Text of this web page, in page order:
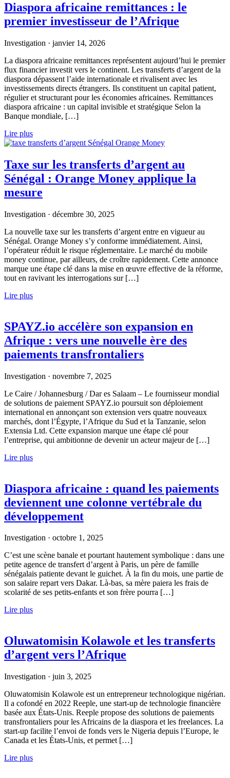
Diaspora africaine remittances : le
premier investisseur de l’Afrique
Investigation · janvier 14, 2026
La diaspora africaine remittances représentent aujourd’hui le premier
flux financier investit vers le continent. Les transferts d’argent de la
diaspora dépassent l’aide internationale et rivalisent avec les
investissements directs étrangers. Ils constituent un capital patient,
régulier et structurant pour les économies africaines. Remittances
diaspora africaine : un capital invisible et stratégique Selon la
Banque mondiale, […]
Lire plus
Taxe sur les transferts d’argent au
Sénégal : Orange Money applique la
mesure
Investigation · décembre 30, 2025
La nouvelle taxe sur les transferts d’argent entre en vigueur au
Sénégal. Orange Money s’y conforme immédiatement. Ainsi,
l’opérateur réduit le risque réglementaire. Le marché du mobile
money continue, par ailleurs, de croître rapidement. Cette annonce
marque une étape clé dans la mise en œuvre effective de la réforme,
tout en ravivant les interrogations sur […]
Lire plus
SPAYZ.io accélère son expansion en
Afrique : vers une nouvelle ère des
paiements transfrontaliers
Investigation · novembre 7, 2025
Le Caire / Johannesburg / Dar es Salaam – Le fournisseur mondial
de solutions de paiement SPAYZ.io poursuit son déploiement
international en annonçant son extension vers quatre nouveaux
marchés, dont l’Égypte, l’Afrique du Sud et la Tanzanie, selon
Extensia Ltd. Cette expansion marque une étape clé pour
l’entreprise, qui ambitionne de devenir un acteur majeur de […]
Lire plus
Diaspora africaine : quand les paiements
deviennent une colonne vertébrale du
développement
Investigation · octobre 1, 2025
C’est une scène banale et pourtant hautement symbolique : dans une
petite agence de transfert d’argent à Paris, un père de famille
sénégalais patiente devant le guichet. À la fin du mois, une partie de
son salaire repart vers Dakar. Là-bas, sa mère paiera les frais de
scolarité de ses petits-enfants et son frère pourra […]
Lire plus
Oluwatomisin Kolawole et les transferts
d’argent vers l’Afrique
Investigation · juin 3, 2025
Oluwatomisin Kolawole est un entrepreneur technologique nigérian.
Il a cofondé en 2022 Reeple, une start-up de technologie financière
basée aux États-Unis. Reeple propose des solutions de paiements
transfrontaliers pour les Africains de la diaspora et les freelances. La
start-up facilite l’envoi de fonds vers le Nigeria depuis l’Europe, le
Canada et les États-Unis, et permet […]
Lire plus